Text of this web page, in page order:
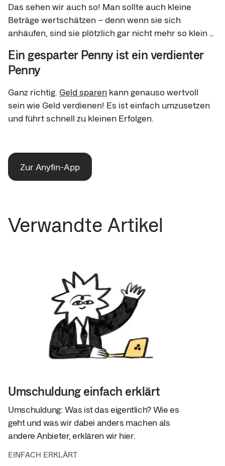
Das sehen wir auch so! Man sollte auch kleine
Beträge wertschätzen – denn wenn sie sich
anhäufen, sind sie plötzlich gar nicht mehr so klein …
Ein gesparter Penny ist ein verdienter
Penny
Ganz richtig. Geld sparen kann genauso wertvoll
sein wie Geld verdienen! Es ist einfach umzusetzen
und führt schnell zu kleinen Erfolgen.
Zur Anyfin-App
Verwandte Artikel
Umschuldung einfach erklärt
Umschuldung: Was ist das eigentlich? Wie es
geht und was wir dabei anders machen als
andere Anbieter, erklären wir hier.
EINFACH ERKLÄRT